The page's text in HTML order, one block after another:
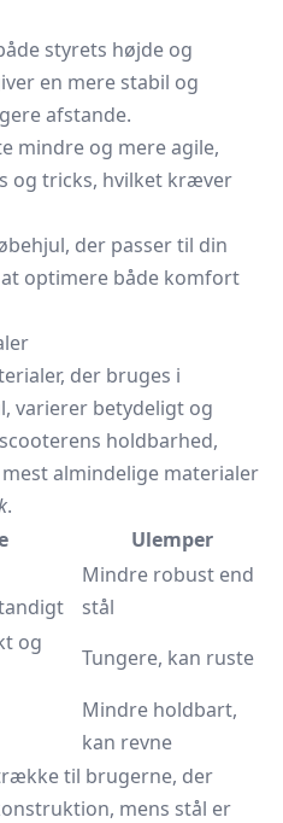
styrets højde og
en mere stabil og
afstande.
mindre og mere agile,
og tricks, hvilket kræver
der passer til din
optimere både komfort
der bruges i
varierer betydeligt og
holdbarhed,
almindelige materialer
.
Ulemper
Mindre robust end
stål
og
Tungere, kan ruste
Mindre holdbart,
kan revne
til brugerne, der
mens stål er